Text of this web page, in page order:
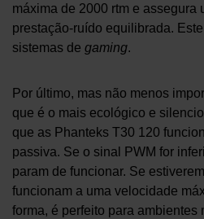
máxima de 2000 rtm e assegura
prestação-ruído equilibrada.
sistemas de gaming.
Por último, mas não menos
que é o mais ecológico e
que as Phanteks T30 120
passiva. Se o sinal PWM for
param de funcionar. Se
funcionam a uma velocidade
forma, é perfeito para ambientes